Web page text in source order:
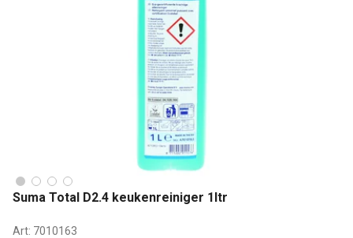
Suma Total D2.4 keukenreiniger 1ltr
Art: 7010163